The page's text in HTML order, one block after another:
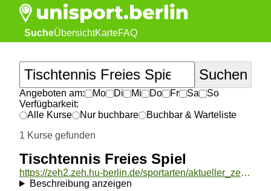
SucheÜbersichtKarteFAQ
Angeboten am: Mo Di Mi Do Fr Sa
So
Verfügbarkeit:
Alle Kurse
Nur buchbare
Buchbar & Warteliste
1 Kurse gefunden
Tischtennis Freies Spiel
https://zeh2.zeh.hu-berlin.de/sportarten/aktueller_zeitraum/_Tischtennis_Freies_Spiel.html
Beschreibung anzeigen